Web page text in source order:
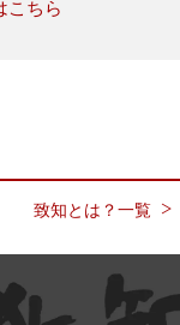
こちら
致知とは？一覧